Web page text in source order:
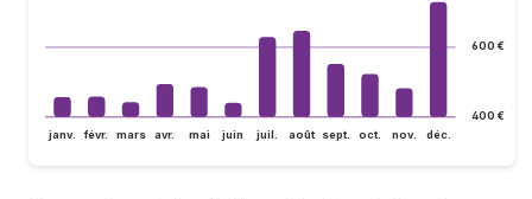
400 €
600 €
janv. févr. mars avr. mai juin juil. août sept. oct. nov. déc.